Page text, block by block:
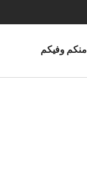
منكم وفيكم